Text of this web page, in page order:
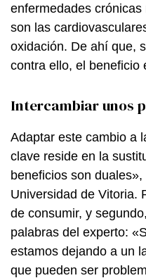
enfermedades
son las
oxidación. De ahí que,
contra ello, el beneficio
Intercambiar unos
Adaptar este cambio a
clave reside en la
beneficios son
Universidad de Vitoria.
de consumir, y
palabras del experto:
estamos dejando a un
que pueden ser